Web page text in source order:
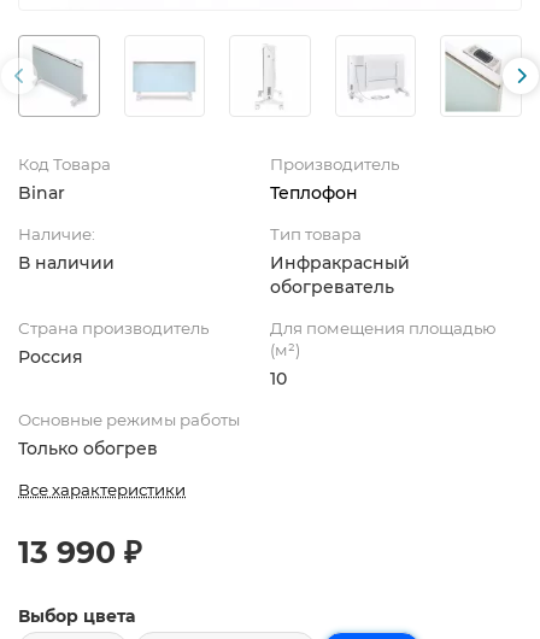
Код Товара
Binar
Производитель
Теплофон
Наличие:
В наличии
Тип товара
Инфракрасный
обогреватель
Страна производитель
Россия
Для помещения площадью
(м²)
10
Основные режимы работы
Только обогрев
Все характеристики
13 990 ₽
Выбор цвета